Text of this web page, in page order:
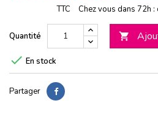
TTC Chez vous dans 72h :
Quantité 
 En stock
Partager